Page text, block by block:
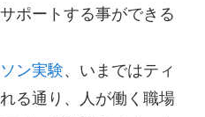
ポートする事ができる
ン実験、いまではティ
る通り、人が働く職場